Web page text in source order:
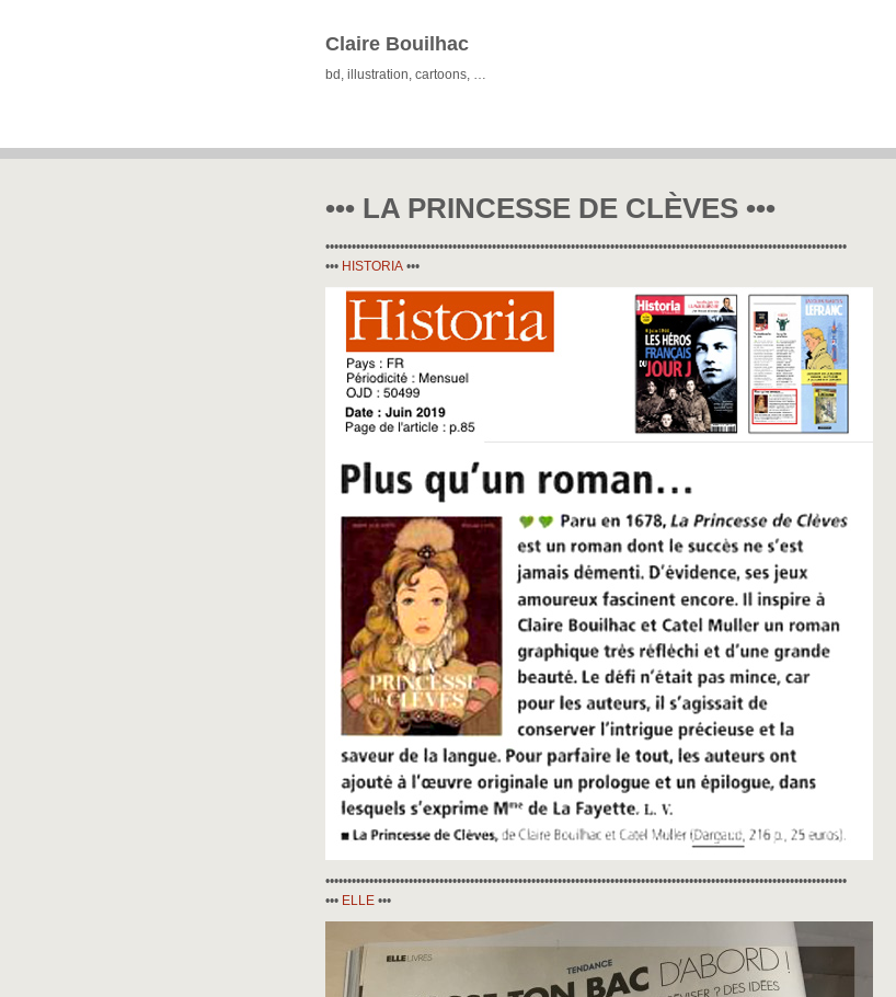
Claire Bouilhac
bd, illustration, cartoons, …
••• LA PRINCESSE DE CLÈVES •••
•••••••••••••••••••••••••••••••••••••••••••••••••••••••••••••••••••••••••••••••••••••••••••••••••••••••••••••••••••••••
••• HISTORIA •••
•••••••••••••••••••••••••••••••••••••••••••••••••••••••••••••••••••••••••••••••••••••••••••••••••••••••••••••••••••••••
••• ELLE •••